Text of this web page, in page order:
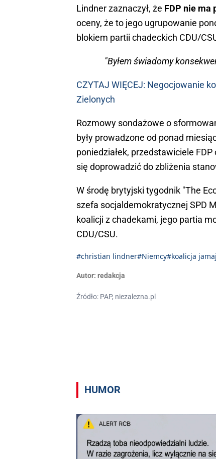
Lindner zaznaczył, że FDP nie ma
oceny, że to jego ugrupowanie
blokiem partii chadeckich CDU/
"Byłem świadomy
CZYTAJ WIĘCEJ: Negocjowanie
Zielonych
Rozmowy sondażowe o
były prowadzone od ponad
poniedziałek, przedstawiciele
się doprowadzić do zbliżenia
W środę brytyjski tygodnik "The
szefa socjaldemokratycznej SPD
koalicji z chadekami, jego partia
CDU/CSU.
#christian lindner#Niemcy#koalicja
Autor: redakcja
Źródło: PAP, niezalezna.pl
HUMOR